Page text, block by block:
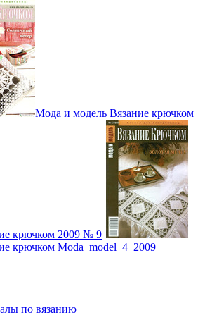
Мода и модель Вязание крючком
крючком 2009 № 9
крючком Moda_model_4_2009
по вязанию